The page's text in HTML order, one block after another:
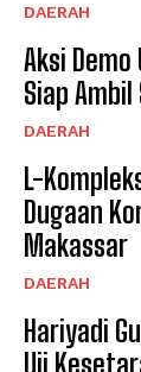
DAERAH
Aksi
Siap Ambil
DAERAH
L-
Dugaan
Makassar
DAERAH
Hariyadi
Uji